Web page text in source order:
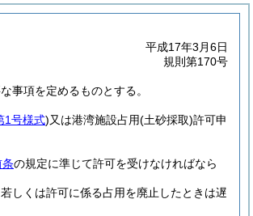
平成17年3月6日
規則第170号
事項を定めるものとする。
1号様式)又は港湾施設占用(土砂採取)許可申
の規定に準じて許可を受けなければなら
しくは許可に係る占用を廃止したときは遅